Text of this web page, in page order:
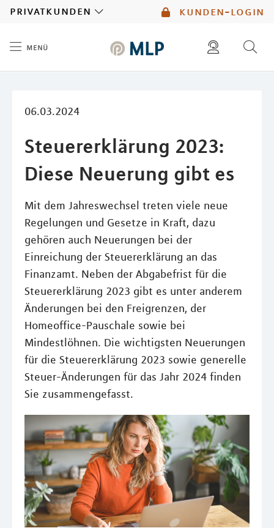
kunden-login
privatkunden
menü
06.03.2024
Steuererklärung 2023:
Diese Neuerung gibt es
Mit dem Jahreswechsel treten viele neue
Regelungen und Gesetze in Kraft, dazu
gehören auch Neuerungen bei der
Einreichung der Steuererklärung an das
Finanzamt. Neben der Abgabefrist für die
Steuererklärung 2023 gibt es unter anderem
Änderungen bei den Freigrenzen, der
Homeoffice-Pauschale sowie bei
Mindestlöhnen. Die wichtigsten Neuerungen
für die Steuererklärung 2023 sowie generelle
Steuer-Änderungen für das Jahr 2024 finden
Sie zusammengefasst.